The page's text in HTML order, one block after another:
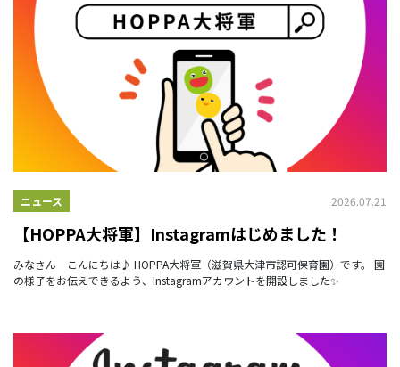
ニュース 2026.07.21
【HOPPA大将軍】Instagramはじめました！
みなさん こんにちは♪ HOPPA大将軍（滋賀県大津市認可保育園）です。 園
の様子をお伝えできるよう、Instagramアカウントを開設しました✨